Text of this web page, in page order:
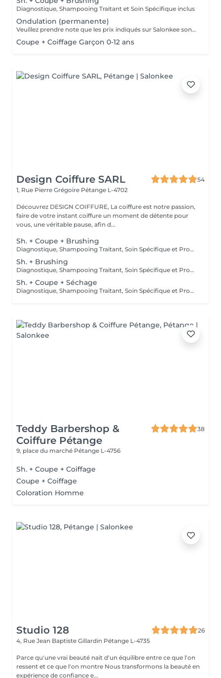
Diagnostique, Shampooing Traitant et Soin Spécifique inclus
Ondulation (permanente)
Veuillez prendre note que les prix indiqués sur Salonkee sont communiqués à titre informatif et s'entendent de base. Ces derniers sont susceptibles de varier selon le diagnostic réalisé à votre arrivée au salon et l'expertise du professionnel à qui vous confiez votre beauté. Dans tous les cas, un devis précis vous sera proposé et toutes réalisations de prestations seront effectuées avec votre accord. Un grand merci d'avance pour votre compréhension. Au plaisir de vous recevoir très vite.
Coupe + Coiffage Garçon 0-12 ans
Design Coiffure SARL
54
1, Rue Pierre Grégoire Pétange L-4702
Découvrez DESIGN COIFFURE, La coiffure est notre passion,
faire de votre instant coiffure un moment de détente pour
vous, une véritable pause, afin d...
Sh. + Coupe + Brushing
Diagnostique, Shampooing Traitant, Soin Spécifique et Produits Coiffants inclus
Sh. + Brushing
Diagnostique, Shampooing Traitant, Soin Spécifique et Produits Coiffants inclus
Sh. + Coupe + Séchage
Diagnostique, Shampooing Traitant, Soin Spécifique et Produits Coiffants inclus
Teddy Barbershop &
Coiffure Pétange
38
9, place du marché Pétange L-4756
Sh. + Coupe + Coiffage
Coupe + Coiffage
Coloration Homme
Studio 128
26
4, Rue Jean Baptiste Gillardin Pétange L-4735
Parce qu'une vrai beauté nait d'un équilibre entre ce que l'on
ressent et ce que l'on montre Nous transformons la beauté en
expérience de confiance e...